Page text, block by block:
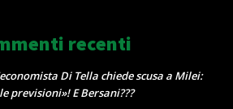
recenti
Di Tella chiede scusa a Milei:
previsioni»! E Bersani???